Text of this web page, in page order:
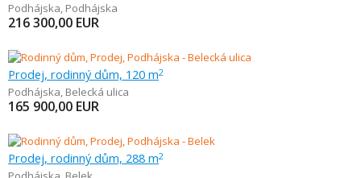
Podhájska, Podhájska
216 300,00 EUR
Prodej, rodinný dům, 120 m2
Podhájska, Belecká ulica
165 900,00 EUR
Prodej, rodinný dům, 288 m2